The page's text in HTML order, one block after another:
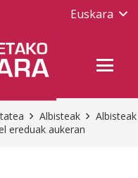
Euskara
Albisteak
Albisteak
ereduak aukeran